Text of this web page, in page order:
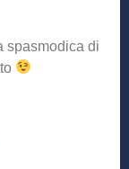
spasmodica di